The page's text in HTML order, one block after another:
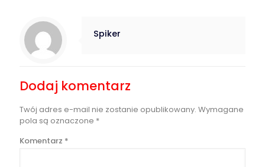
Spiker
Dodaj komentarz
Twój adres e-mail nie zostanie opublikowany. Wymagane
pola są oznaczone *
Komentarz *